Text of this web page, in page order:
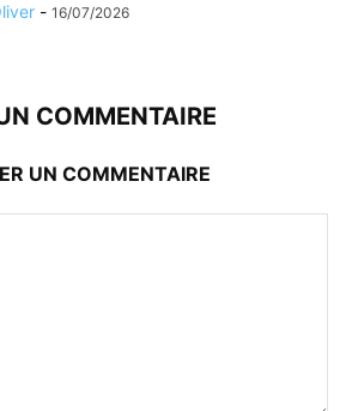
- 16/07/2026
COMMENTAIRE
UN COMMENTAIRE